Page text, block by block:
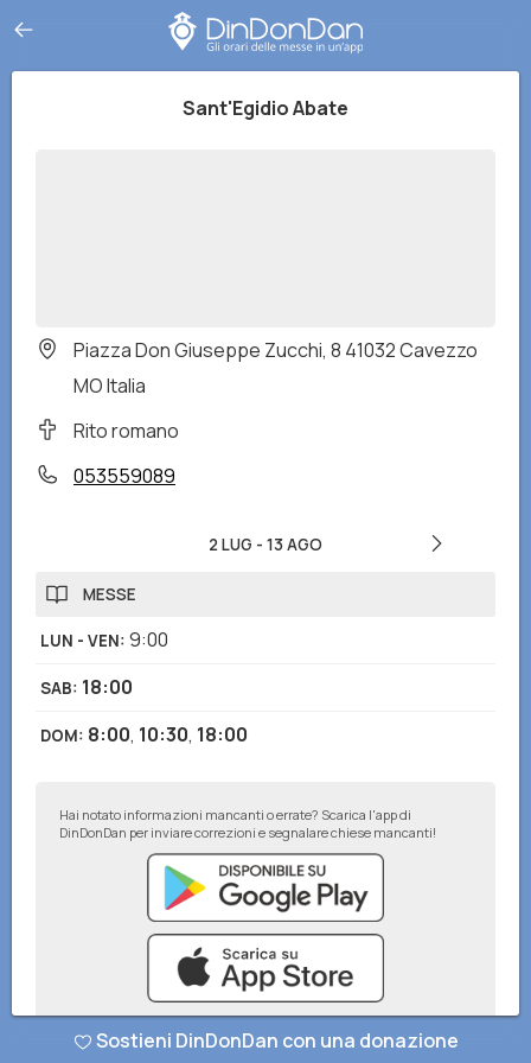
Sant'Egidio Abate
Piazza Don Giuseppe Zucchi, 8 41032 Cavezzo
MO Italia
Rito romano
053559089
2 LUG - 13 AGO
MESSE
LUN - VEN: 9:00
SAB: 18:00
DOM: 8:00, 10:30, 18:00
Hai notato informazioni mancanti o errate? Scarica l'app di
DinDonDan per inviare correzioni e segnalare chiese mancanti!
Sostieni DinDonDan con una donazione